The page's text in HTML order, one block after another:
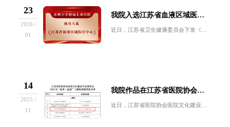
23
2026 /
01
我院入选江苏省血液区域医疗中心
近日，江苏省卫生健康委员会下发《关于设置重症等7个专科省级区域医疗中心的通知》，公布了第二批省级区域医疗中心名单。苏州大学附属儿童医院实现历...
14
2025 /
11
我院作品在江苏省医院协会短视频征集活动中荣获一等奖
近日，江苏省医院协会医院文化建设专业委员会2025年“医者・温度”主题短视频征集活动表彰结果揭晓。我院选送的作品《舒儿一心，让爱真正给予》凭...